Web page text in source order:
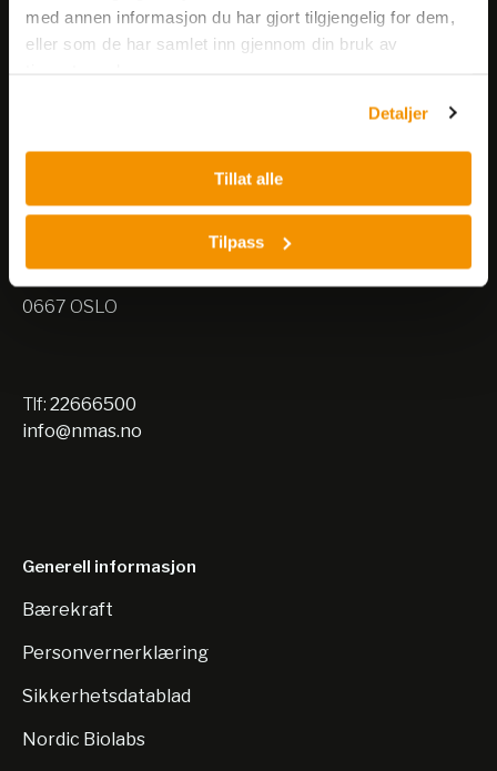
med annen informasjon du har gjort tilgjengelig for dem,
eller som de har samlet inn gjennom din bruk av
Detaljer
Tillat alle
Tilpass
Nils Hansens vei 8
0667 OSLO
Tlf: 22666500
info@nmas.no
Generell informasjon
Bærekraft
Personvernerklæring
Sikkerhetsdatablad
Nordic Biolabs